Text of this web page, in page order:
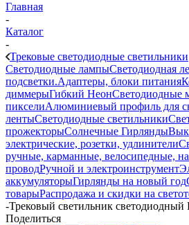
Главная
-
Каталог
-
Трековые светодиодные светильники
Светодиодные лампыСветодиодная
подсветки.Адаптеры, блоки питания
диммерыГибкий НеонСветодиодные
пикселиАлюминиевый профиль для
лентыСветодиодные светильники
прожекторыСолнечные Гирлянды
электрические, розетки, удлинители
ручные, карманные, велосипедные,
проводРучной и электроинструмент
аккумуляторыГирлянды на новый год
товарыРаспродажа и скидки на
-Трековый светильник
Поделиться